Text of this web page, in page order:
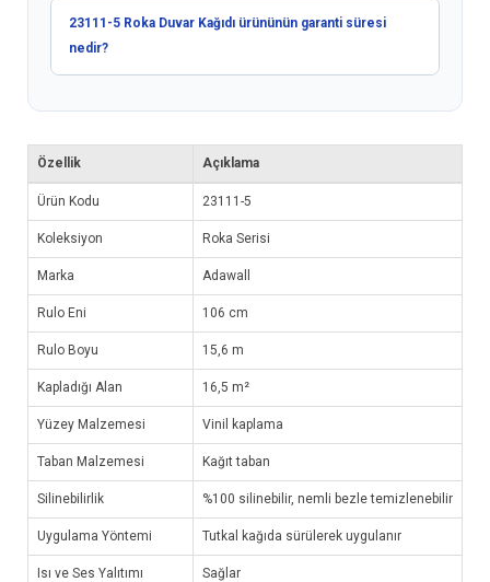
23111-5 Roka Duvar Kağıdı ürününün garanti süresi
nedir?
Özellik Açıklama
Ürün Kodu 23111-5
Koleksiyon Roka Serisi
Marka Adawall
Rulo Eni 106 cm
Rulo Boyu 15,6 m
Kapladığı Alan 16,5 m²
Yüzey Malzemesi Vinil kaplama
Taban Malzemesi Kağıt taban
Silinebilirlik %100 silinebilir, nemli bezle temizlenebilir
Uygulama Yöntemi Tutkal kağıda sürülerek uygulanır
Isı ve Ses Yalıtımı Sağlar